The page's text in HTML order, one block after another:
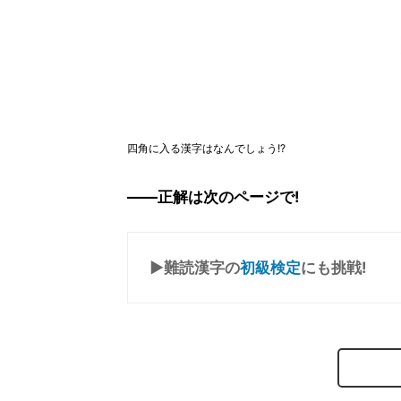
四角に入る漢字はなんでしょう!?
――正解は次のページで!
▶難読漢字の初級検定にも挑戦!